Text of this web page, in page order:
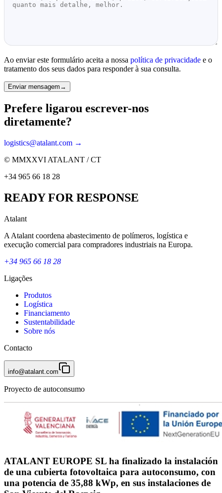
Ao enviar este formulário aceita a nossa política de privacidade e o
tratamento dos seus dados para responder à sua consulta.
Enviar mensagem →
Prefere ligarou escrever-nos
diretamente?
logistics@atalant.com →
© MMXXVI ATALANT / CT
+34 965 66 18 28
READY FOR RESPONSE
Atalant
A Atalant coordena abastecimento de polímeros, logística e
execução comercial para compradores industriais na Europa.
+34 965 66 18 28
Ligações
Produtos
Logística
Financiamento
Sustentabilidade
Sobre nós
Contacto
info@atalant.com
Proyecto de autoconsumo
ATALANT EUROPE SL ha finalizado la instalación
de una cubierta fotovoltaica para autoconsumo, con
una potencia de 35,88 kWp, en sus instalaciones de